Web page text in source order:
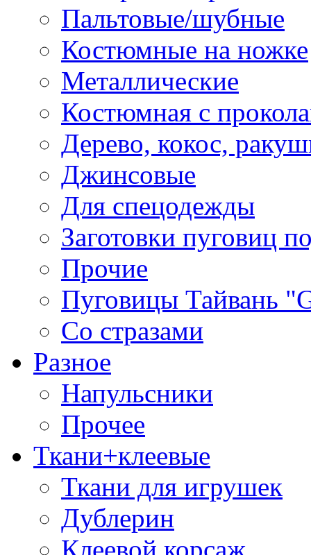
Пальтовые/шубные
Костюмные на ножке
Металлические
Костюмная с
Дерево, кокос,
Джинсовые
Для спецодежды
Заготовки пуговиц
Прочие
Пуговицы Тайвань
Со стразами
Разное
Напульсники
Прочее
Ткани+клеевые
Ткани для игрушек
Дублерин
Клеевой корсаж